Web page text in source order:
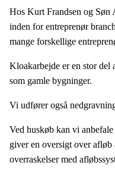
​Hos Kurt Frandsen og Søn
inden for entreprenør
mange forskellige
Kloakarbejde er en stor del
som gamle bygninger.
Vi udfører også
​Ved huskøb kan vi
giver en oversigt over
overraskelser med